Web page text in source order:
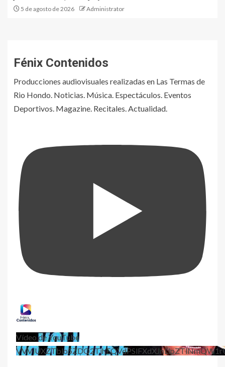
5 de agosto de 2026 Administrator
Fénix Contenidos
Producciones audiovisuales realizadas en Las Termas de
Rio Hondo. Noticias. Música. Espectáculos. Eventos
Deportivos. Magazine. Recitales. Actualidad.
Vídeo de YouTube